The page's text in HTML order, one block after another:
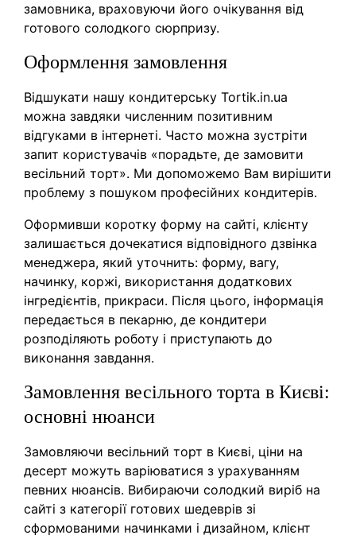
замовника, враховуючи його очікування від
готового солодкого сюрпризу.
Оформлення замовлення
Відшукати нашу кондитерську Tortik.in.ua
можна завдяки численним позитивним
відгуками в інтернеті. Часто можна зустріти
запит користувачів «порадьте, де замовити
весільний торт». Ми допоможемо Вам вирішити
проблему з пошуком професійних кондитерів.
Оформивши коротку форму на сайті, клієнту
залишається дочекатися відповідного дзвінка
менеджера, який уточнить: форму, вагу,
начинку, коржі, використання додаткових
інгредієнтів, прикраси. Після цього, інформація
передається в пекарню, де кондитери
розподіляють роботу і приступають до
виконання завдання.
Замовлення весільного торта в Києві:
основні нюанси
Замовляючи весільний торт в Києві, ціни на
десерт можуть варіюватися з урахуванням
певних нюансів. Вибираючи солодкий виріб на
сайті з категорії готових шедеврів зі
сформованими начинками і дизайном, клієнт